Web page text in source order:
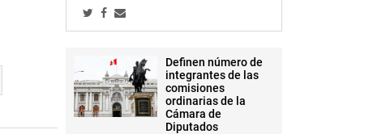
Definen número de
integrantes de las
comisiones
ordinarias de la
Cámara de
Diputados